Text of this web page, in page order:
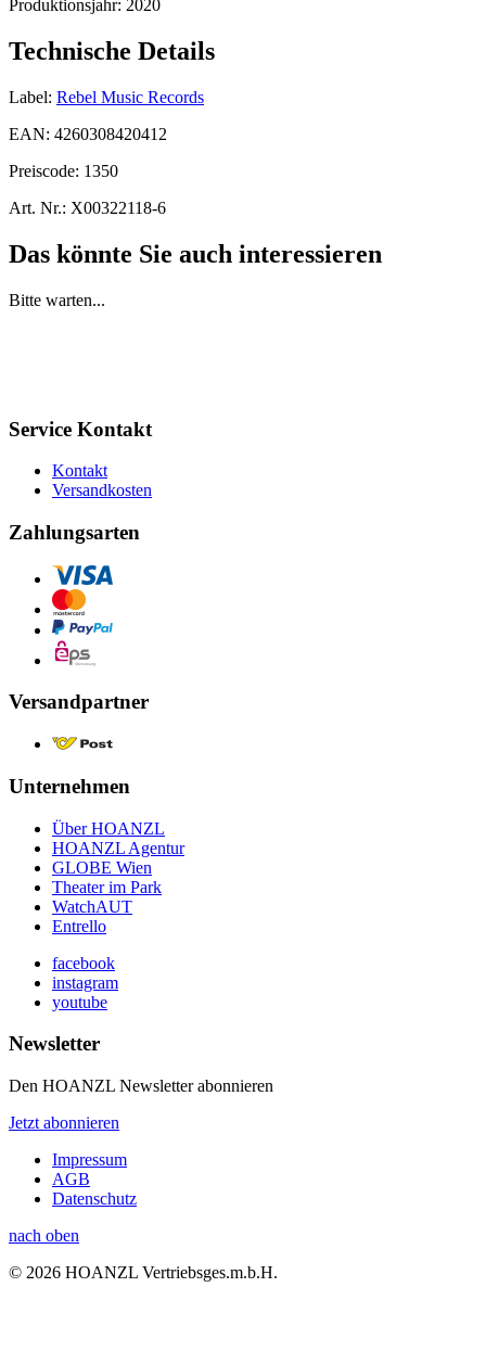
Produktionsjahr: 2020
Technische Details
Label: Rebel Music Records
EAN: 4260308420412
Preiscode: 1350
Art. Nr.: X00322118-6
Das könnte Sie auch interessieren
Bitte warten...
Service Kontakt
Kontakt
Versandkosten
Zahlungsarten
Versandpartner
Unternehmen
Über HOANZL
HOANZL Agentur
GLOBE Wien
Theater im Park
WatchAUT
Entrello
facebook
instagram
youtube
Newsletter
Den HOANZL Newsletter abonnieren
Jetzt abonnieren
Impressum
AGB
Datenschutz
nach oben
© 2026 HOANZL Vertriebsges.m.b.H.